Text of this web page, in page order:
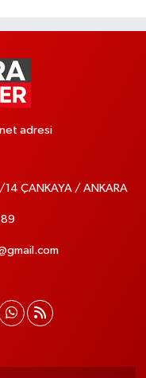
adresi
14 ÇANKAYA / ANKARA